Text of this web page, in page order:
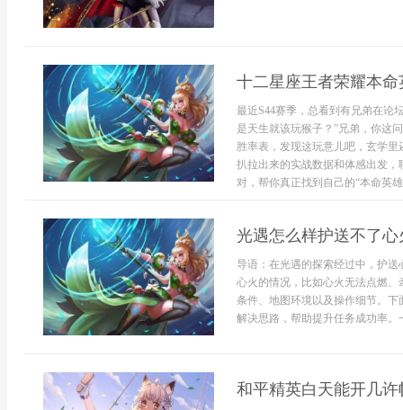
十二星座王者荣耀本
最近S44赛季，总看到有兄弟在论
是天生就该玩猴子？”兄弟，你这
胜率表，发现这玩意儿吧，玄学
扒拉出来的实战数据和体感出发
对，帮你真正找到自己的“本命英
光遇怎么样护送不了心
导语：在光遇的探索经过中，护
心火的情况，比如心火无法点燃
条件、地图环境以及操作细节。
解决思路，帮助提升任务成功率。
和平精英白天能开几许